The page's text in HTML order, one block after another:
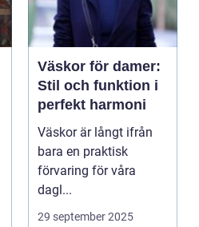
Väskor för damer:
Stil och funktion i
perfekt harmoni
Väskor är långt ifrån
bara en praktisk
förvaring för våra
dagl...
29 september 2025